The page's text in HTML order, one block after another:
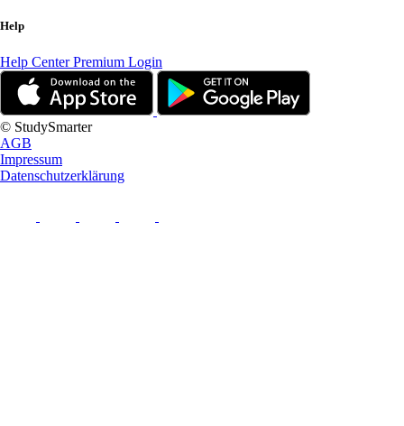
Help
Help CenterPremium Login
© StudySmarter
AGB
Impressum
Datenschutzerklärung